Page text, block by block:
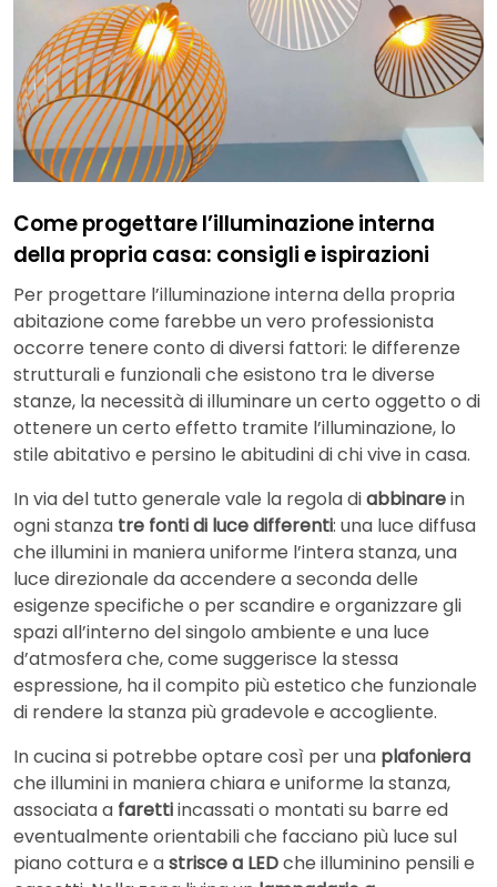
Come progettare l’illuminazione interna
della propria casa: consigli e ispirazioni
Per progettare l’illuminazione interna della propria
abitazione come farebbe un vero professionista
occorre tenere conto di diversi fattori: le differenze
strutturali e funzionali che esistono tra le diverse
stanze, la necessità di illuminare un certo oggetto o di
ottenere un certo effetto tramite l’illuminazione, lo
stile abitativo e persino le abitudini di chi vive in casa.
In via del tutto generale vale la regola diabbinarein
ogni stanza tre fonti di luce differenti: una luce diffusa
che illumini in maniera uniforme l’intera stanza, una
luce direzionale da accendere a seconda delle
esigenze specifiche o per scandire e organizzare gli
spazi all’interno del singolo ambiente e una luce
d’atmosfera che, come suggerisce la stessa
espressione, ha il compito più estetico che funzionale
di rendere la stanza più gradevole e accogliente.
In cucina si potrebbe optare così per una plafoniera
che illumini in maniera chiara e uniforme la stanza,
associata a farettiincassati o montati su barre ed
eventualmente orientabili che facciano più luce sul
piano cottura e astrisce a LEDche illuminino pensili e